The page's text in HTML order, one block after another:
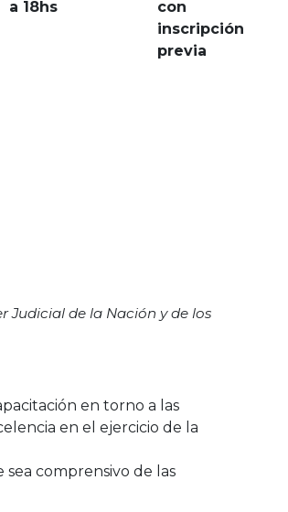
a 18hs
con
inscripción
previa
Judicial de la Nación y de los
en torno a las
en el ejercicio de la
comprensivo de las